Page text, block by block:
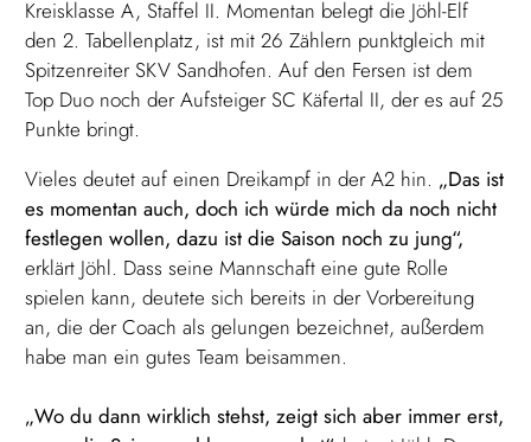
Kreisklasse A, Staffel II. Momentan belegt die Jöhl-Elf
den 2. Tabellenplatz, ist mit 26 Zählern punktgleich mit
Spitzenreiter SKV Sandhofen. Auf den Fersen ist dem
Top Duo noch der Aufsteiger SC Käfertal II, der es auf 25
Punkte bringt.
Vieles deutet auf einen Dreikampf in der A2 hin. „Das ist
es momentan auch, doch ich würde mich da noch nicht
festlegen wollen, dazu ist die Saison noch zu jung“,
erklärt Jöhl. Dass seine Mannschaft eine gute Rolle
spielen kann, deutete sich bereits in der Vorbereitung
an, die der Coach als gelungen bezeichnet, außerdem
habe man ein gutes Team beisammen.
„Wo du dann wirklich stehst, zeigt sich aber immer erst,